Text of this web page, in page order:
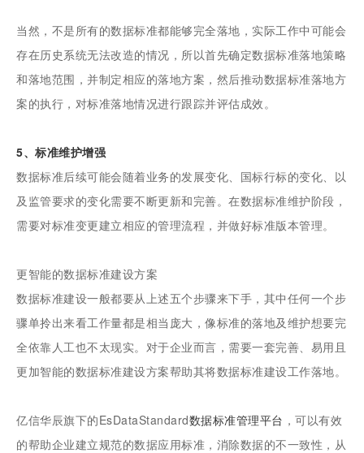
当然，不是所有的数据标准都能够完全落地，实际工作中可能会
存在历史系统无法改造的情况，所以首先确定数据标准落地策略
和落地范围，并制定相应的落地方案，然后推动数据标准落地方
案的执行，对标准落地情况进行跟踪并评估成效。
5、标准维护增强
数据标准后续可能会随着业务的发展变化、国标行标的变化、以
及监管要求的变化需要不断更新和完善。在数据标准维护阶段，
需要对标准变更建立相应的管理流程，并做好标准版本管理。
更智能的数据标准建设方案
数据标准建设一般都要从上述五个步骤来下手，其中任何一个步
骤单拎出来看工作量都是相当庞大，像标准的落地及维护想要完
全依靠人工也不太现实。对于企业而言，需要一套完善、易用且
更加智能的数据标准建设方案帮助其将数据标准建设工作落地。
亿信华辰旗下的EsDataStandard数据标准管理平台 ，可以有效
的帮助企业建立规范的数据应用标准，消除数据的不一致性，从